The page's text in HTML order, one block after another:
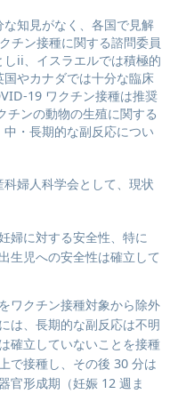
知⾒がなく、各国で⾒解
チン接種に関する諮問委員
ii、イスラエルでは積極的
やカナダでは⼗分な臨床
19 ワクチン接種は推奨
チンの動物の⽣殖に関する
・⻑期的な副反応につい
婦⼈科学会として、現状
婦に対する安全性、特に
⽣児への安全性は確⽴して
ワクチン接種対象から除外
は、⻑期的な副反応は不明
確⽴していないことを接種
で接種し、その後 30 分は
官形成期（妊娠 12 週ま